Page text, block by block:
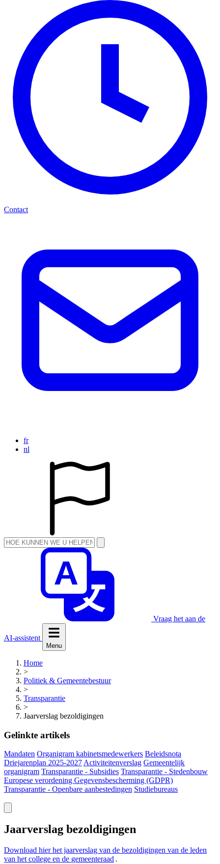
Contact
fr
nl
Vraag het aan de
AI-assistent
Menu
Home
>
Politiek & Gemeentebestuur
>
Transparantie
>
Jaarverslag bezoldigingen
Gelinkte artikels
Mandaten Organigram kabinetsmedewerkers Beleidsnota
Driejarenplan 2025-2027 Activiteitenverslag Gemeentelijk
organigram Transparantie - Subsidies Transparantie - Stedenbouw
Europese verordening Gegevensbescherming (GDPR)
Transparantie - Openbare aanbestedingen Studiebureaus
Jaarverslag bezoldigingen
Download hier het jaarverslag van de bezoldigingen van de leden
van het college en de gemeenteraad .